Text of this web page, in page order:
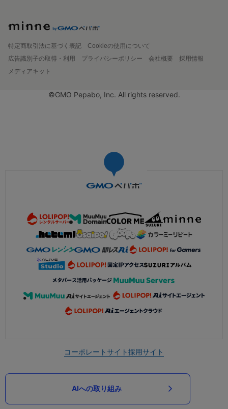
特定商取引法に基づく表記
Cookieの使用について
広告識別子の取得・利用
プライバシーポリシー 会社概要
採用情報
メディアキット
©GMO Pepabo, Inc. All rights reserved.
コーポレートサイト採用サイト
AIへの取り組み